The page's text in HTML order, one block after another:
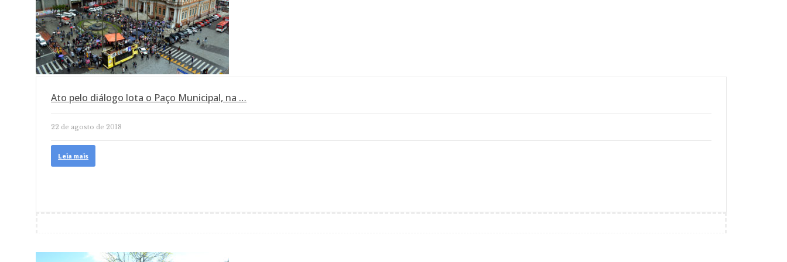
Ato pelo diálogo lota o Paço Municipal, na …
22 de agosto de 2018
Leia mais